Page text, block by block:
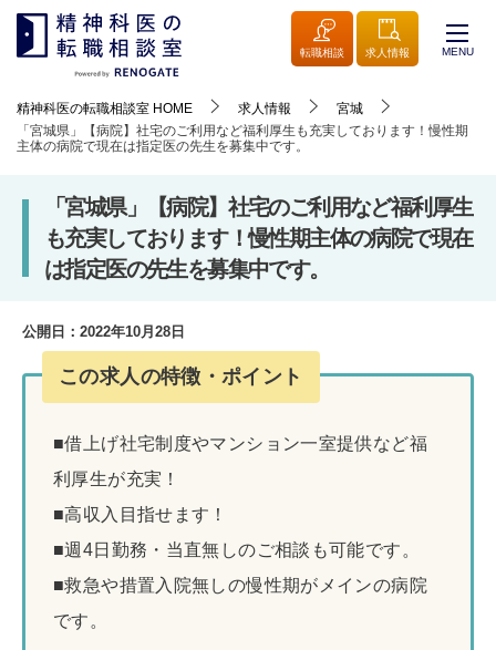
転職相談 求人情報 MENU
精神科医の転職相談室 HOME 求人情報
宮城
「宮城県」【病院】社宅のご利用など福利厚生も充実しております！慢性期
主体の病院で現在は指定医の先生を募集中です。
「宮城県」【病院】社宅のご利用など福利厚生
も充実しております！慢性期主体の病院で現在
は指定医の先生を募集中です。
公開日： 2022年10月28日
この求人の特徴・ポイント
■借上げ社宅制度やマンション一室提供など福
利厚生が充実！
■高収入目指せます！
■週4日勤務・当直無しのご相談も可能です。
■救急や措置入院無しの慢性期がメインの病院
です。